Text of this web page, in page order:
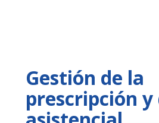
Gestión de la
prescripción y